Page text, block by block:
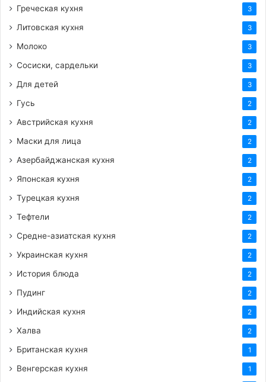
Греческая кухня 3
Литовская кухня 3
Молоко 3
Сосиски, сардельки 3
Для детей 3
Гусь 2
Австрийская кухня 2
Маски для лица 2
Азербайджанская кухня 2
Японская кухня 2
Турецкая кухня 2
Тефтели 2
Средне-азиатская кухня 2
Украинская кухня 2
История блюда 2
Пудинг 2
Индийская кухня 2
Халва 2
Британская кухня 1
Венгерская кухня 1